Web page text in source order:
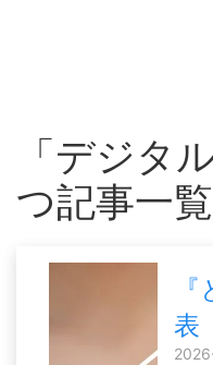
「デジタ
つ記事一覧
表